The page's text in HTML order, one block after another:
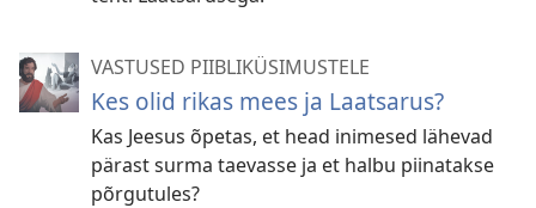
VASTUSED PIIBLIKÜSIMUSTELE
Kes olid rikas mees ja Laatsarus?
Kas Jeesus õpetas, et head inimesed lähevad
pärast surma taevasse ja et halbu piinatakse
põrgutules?